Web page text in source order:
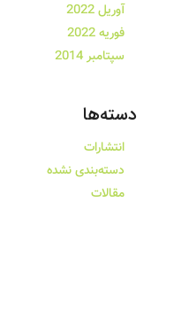
آوریل 2022
فوریه 2022
سپتامبر 2014
دسته‌ها
انتشارات
دسته‌بندی نشده
مقالات